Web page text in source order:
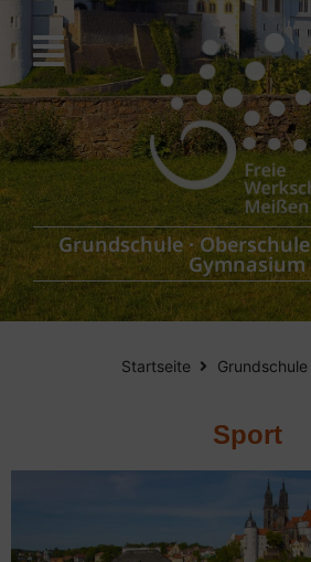
Grundschule∙Oberschule
Gymnasium
Startseite Grundschule
Sport